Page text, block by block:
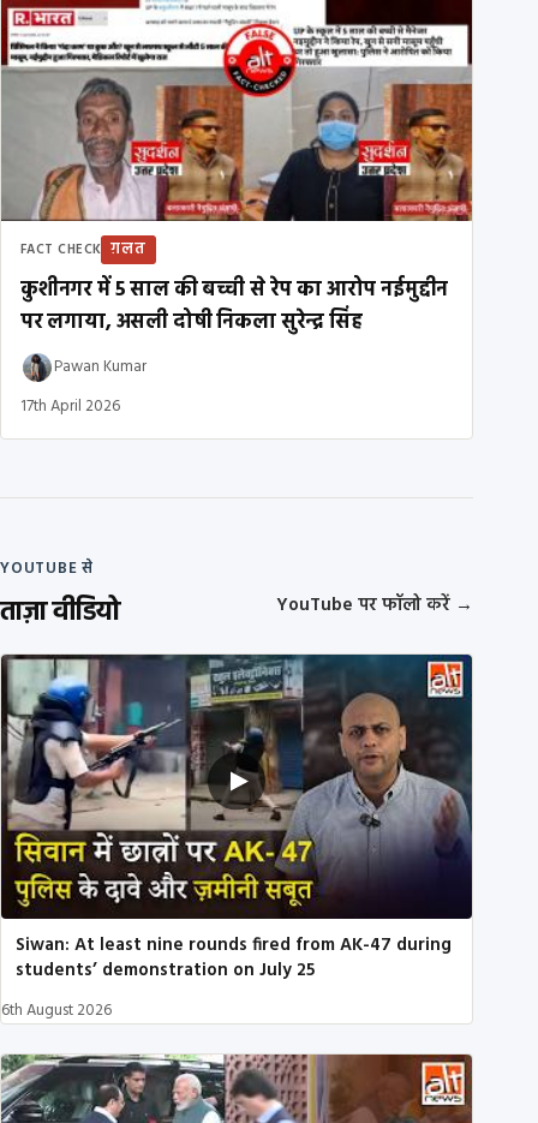
FACT CHECK ग़लत
कुशीनगर में 5 साल की बच्ची से रेप का आरोप नईमुद्दीन
पर लगाया, असली दोषी निकला सुरेन्द्र सिंह
Pawan Kumar
17th April 2026
YOUTUBE से
ताज़ा वीडियो YouTube पर फॉलो करें →
Siwan: At least nine rounds fired from AK-47 during
students’ demonstration on July 25
6th August 2026